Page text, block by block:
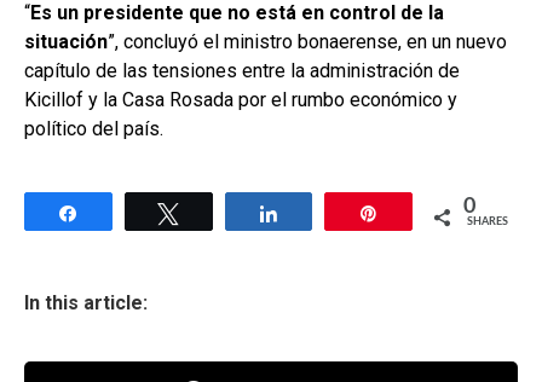
“Es un presidente que no está en control de la
situación”, concluyó el ministro bonaerense, en un nuevo
capítulo de las tensiones entre la administración de
Kicillof y la Casa Rosada por el rumbo económico y
político del país.
0
SHARES
In this article: